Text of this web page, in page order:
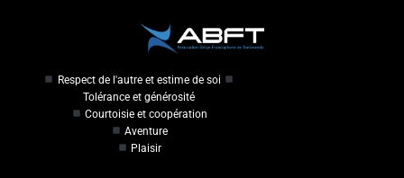
Respect de l'autre et estime de soi
Tolérance et générosité
Courtoisie et coopération
Aventure
Plaisir